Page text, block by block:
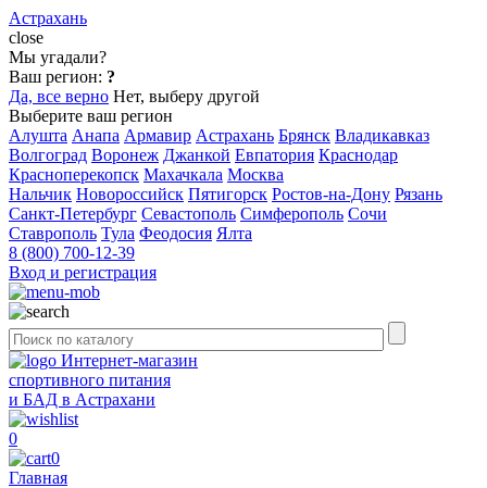
Астрахань
close
Мы угадали?
Ваш регион: ?
Да, все верно Нет, выберу другой
Выберите ваш регион
Алушта Анапа Армавир Астрахань Брянск Владикавказ
Волгоград Воронеж Джанкой Евпатория Краснодар
Красноперекопск Махачкала Москва
Нальчик Новороссийск Пятигорск Ростов-на-Дону Рязань
Санкт-Петербург Севастополь Симферополь Сочи
Ставрополь Тула Феодосия Ялта
8 (800) 700-12-39
Вход и регистрация
Интернет-магазин
спортивного питания
и БАД в Астрахани
0
0
Главная